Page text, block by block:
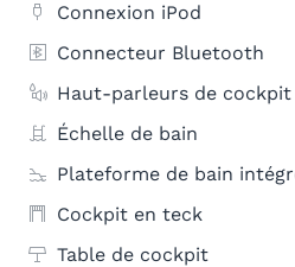
Connexion iPod
Connecteur Bluetooth
Haut-parleurs de cockpit
Échelle de bain
Plateforme de bain
Cockpit en teck
Table de cockpit